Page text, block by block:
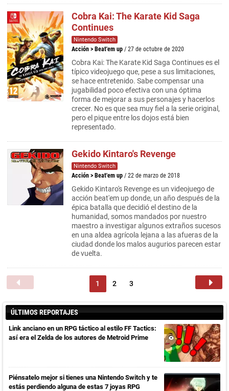
Cobra Kai: The Karate Kid Saga
Continues
Nintendo Switch
Acción > Beat'em up / 27 de octubre de 2020
Cobra Kai: The Karate Kid Saga Continues es el
típico videojuego que, pese a sus limitaciones,
se hace entretenido. Sabe compensar una
jugabilidad poco efectiva con una óptima
forma de mejorar a sus personajes y hacerlos
crecer. No es que sea muy fiel a la serie original,
pero el pique entre los dojos está bien
representado.
Gekido Kintaro's Revenge
Nintendo Switch
Acción > Beat'em up / 22 de marzo de 2018
Gekido Kintaro's Revenge es un videojuego de
acción beat'em up donde, un año después de la
épica batalla que decidió el destino de la
humanidad, somos mandados por nuestro
maestro a investigar algunos extraños sucesos
en una aldea agrícola lejana a las afueras de la
ciudad donde los malos augurios parecen estar
de vuelta.
1 2 3
ÚLTIMOS REPORTAJES
Link anciano en un RPG táctico al estilo FF Tactics:
así era el Zelda de los autores de Metroid Prime
Piénsatelo mejor si tienes una Nintendo Switch y te
estás perdiendo alguna de estas 7 joyas RPG